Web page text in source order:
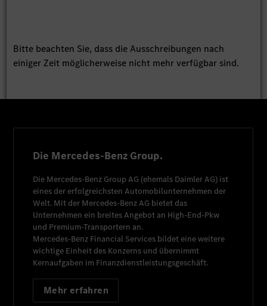
Bitte beachten Sie, dass die Ausschreibungen nach
einiger Zeit möglicherweise nicht mehr verfügbar sind.
Die Mercedes-Benz Group.
Die Mercedes-Benz Group AG (ehemals Daimler AG) ist
eines der erfolgreichsten Automobilunternehmen der
Welt. Mit der Mercedes-Benz AG bietet das
Unternehmen ein breites Angebot an High-End-Pkw
und Premium-Transportern an.
Mercedes-Benz Financial Services bildet eine weitere
wichtige Einheit des Konzerns und übernimmt
Kernaufgaben im Finanzdienstleistungsgeschäft.
Mehr erfahren